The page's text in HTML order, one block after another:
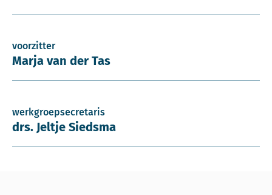
voorzitter
Marja van der Tas
werkgroepsecretaris
drs. Jeltje Siedsma